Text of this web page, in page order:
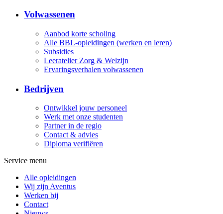
Volwassenen
Aanbod korte scholing
Alle BBL-opleidingen (werken en leren)
Subsidies
Leeratelier Zorg & Welzijn
Ervaringsverhalen volwassenen
Bedrijven
Ontwikkel jouw personeel
Werk met onze studenten
Partner in de regio
Contact & advies
Diploma verifiëren
Service menu
Alle opleidingen
Wij zijn Aventus
Werken bij
Contact